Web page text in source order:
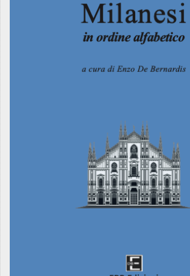
EDB edizioni - Via Brivio angolo C.
Imbonati, 89 20159 Milano (Italia)
Informativa sulla privacy